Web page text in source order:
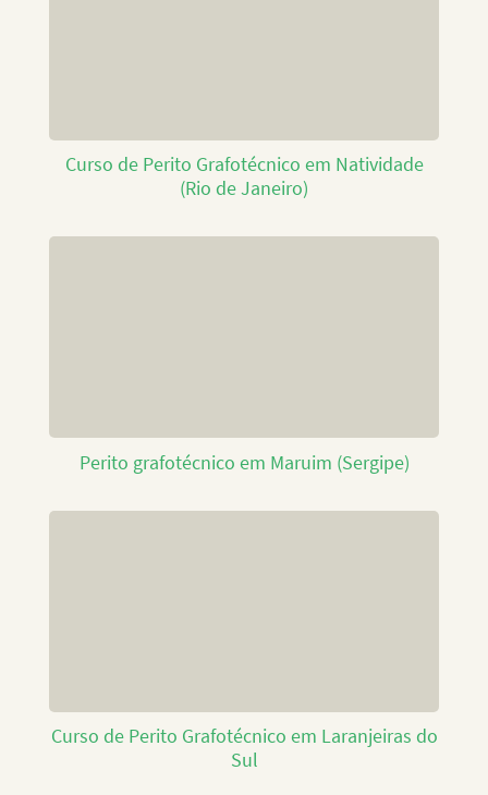
Curso de Perito Grafotécnico em Natividade
(Rio de Janeiro)
Perito grafotécnico em Maruim (Sergipe)
Curso de Perito Grafotécnico em Laranjeiras do
Sul